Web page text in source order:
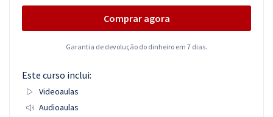
Comprar agora
Garantia de devolução do dinheiro em 7 dias.
Este curso inclui:
Videoaulas
Audioaulas